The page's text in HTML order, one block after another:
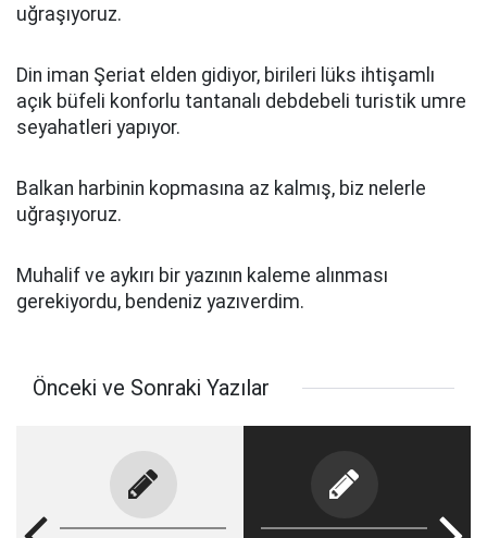
uğraşıyoruz.
Din iman Şeriat elden gidiyor, birileri lüks ihtişamlı
açık büfeli konforlu tantanalı debdebeli turistik umre
seyahatleri yapıyor.
Balkan harbinin kopmasına az kalmış, biz nelerle
uğraşıyoruz.
Muhalif ve aykırı bir yazının kaleme alınması
gerekiyordu, bendeniz yazıverdim.
Önceki ve Sonraki Yazılar